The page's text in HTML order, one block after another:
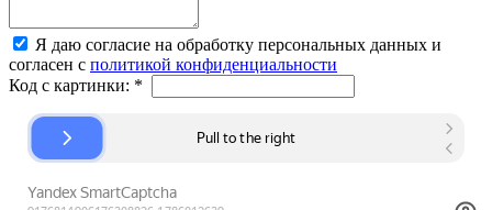
Я даю согласие на обработку персональных данных и
согласен с политикой конфиденциальности
Код с картинки: *